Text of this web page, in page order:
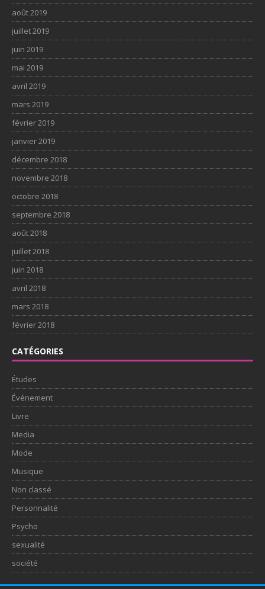
août 2019
juillet 2019
juin 2019
mai 2019
avril 2019
mars 2019
février 2019
janvier 2019
décembre 2018
novembre 2018
octobre 2018
septembre 2018
août 2018
juillet 2018
juin 2018
avril 2018
mars 2018
février 2018
CATÉGORIES
Études
Événement
Livre
Media
Mode
Musique
Non classé
Personnalité
Psycho
sexualité
société